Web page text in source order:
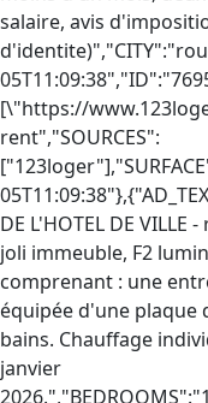
salaire, avis
[\"https://